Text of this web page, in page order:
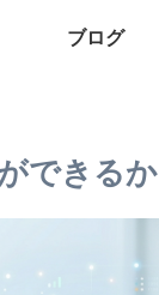
ブログ
できるか